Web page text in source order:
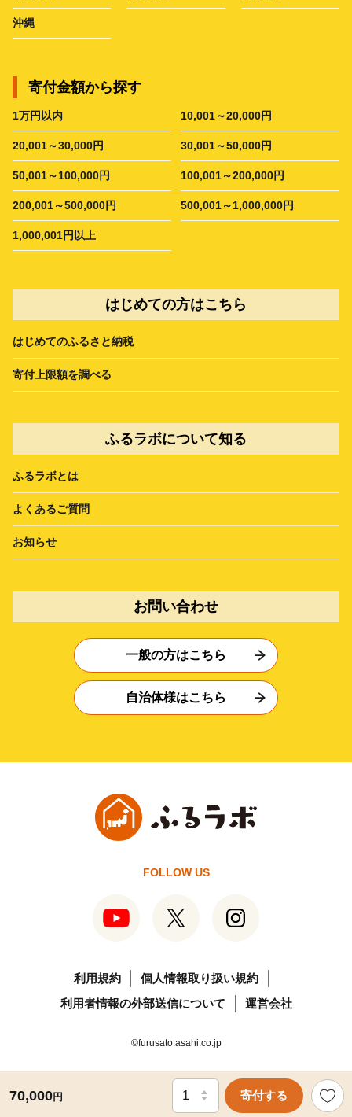
70,000円 寄付する
沖縄
寄付金額から探す
1万円以内 10,001～20,000円
20,001～30,000円 30,001～50,000円
50,001～100,000円 100,001～200,000円
200,001～500,000円 500,001～1,000,000円
1,000,001円以上
はじめての方はこちら
はじめてのふるさと納税
寄付上限額を調べる
ふるラボについて知る
ふるラボとは
よくあるご質問
お知らせ
お問い合わせ
一般の方はこちら
自治体様はこちら
FOLLOW US
利用規約
個人情報取り扱い規約
利用者情報の外部送信について
運営会社
©furusato.asahi.co.jp